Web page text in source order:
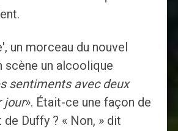
un morceau du nouvel
scène un alcoolique
sentiments avec deux
jour». Était-ce une façon de
Duffy ? « Non, » dit